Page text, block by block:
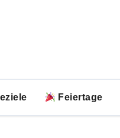
Feiertage